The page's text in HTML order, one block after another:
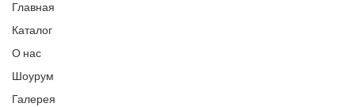
Главная
Каталог
О нас
Шоурум
Галерея